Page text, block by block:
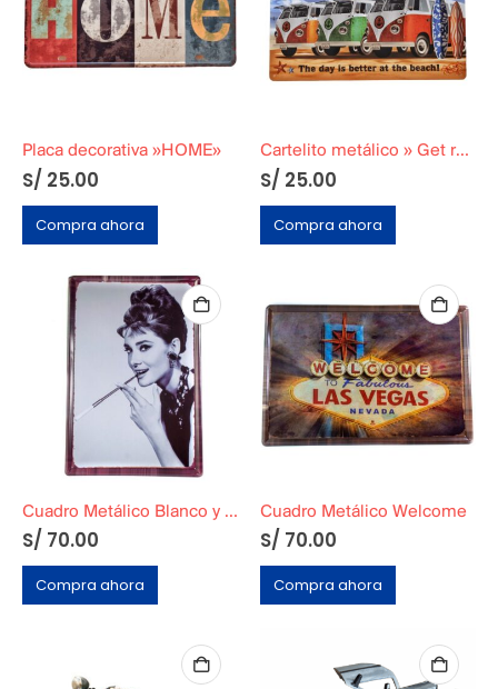
Placa decorativa »HOME»
S/ 25.00
Compra ahora
Cartelito metálico » Get ready for… Surfing»
S/ 25.00
Compra ahora
Cuadro Metálico Blanco y negro
S/ 70.00
Compra ahora
Cuadro Metálico Welcome
S/ 70.00
Compra ahora